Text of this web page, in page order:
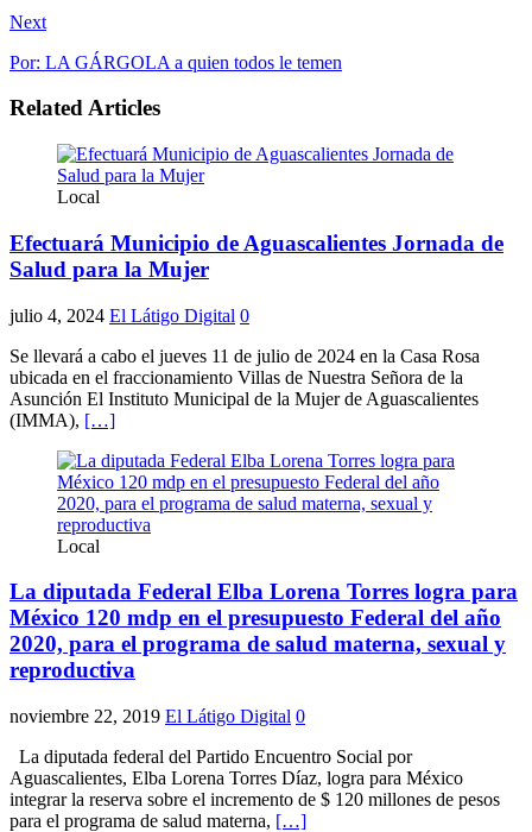
Next
Por: LA GÁRGOLA a quien todos le temen
Related Articles
Local
Efectuará Municipio de Aguascalientes Jornada de
Salud para la Mujer
julio 4, 2024 El Látigo Digital 0
Se llevará a cabo el jueves 11 de julio de 2024 en la Casa Rosa
ubicada en el fraccionamiento Villas de Nuestra Señora de la
Asunción El Instituto Municipal de la Mujer de Aguascalientes
(IMMA), […]
Local
La diputada Federal Elba Lorena Torres logra para
México 120 mdp en el presupuesto Federal del año
2020, para el programa de salud materna, sexual y
reproductiva
noviembre 22, 2019 El Látigo Digital 0
La diputada federal del Partido Encuentro Social por
Aguascalientes, Elba Lorena Torres Díaz, logra para México
integrar la reserva sobre el incremento de $ 120 millones de pesos
para el programa de salud materna, […]